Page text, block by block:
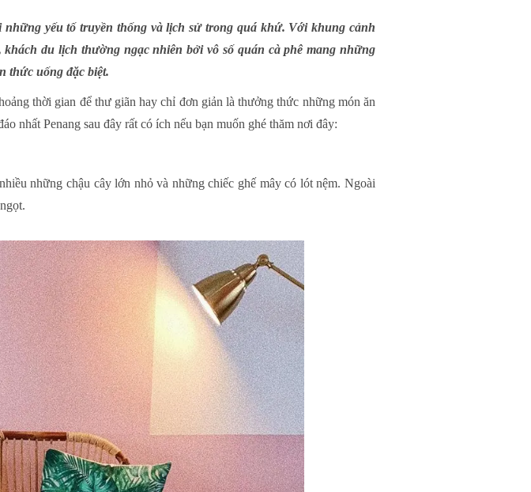
yếu tố truyền thống và lịch sử trong quá khứ. Với khung cảnh
du lịch thường ngạc nhiên bởi vô số quán cà phê mang những
thức uống đặc biệt.
thời gian để thư giãn hay chỉ đơn giản là thưởng thức những món ăn
nhất Penang sau đây rất có ích nếu bạn muốn ghé thăm nơi đây:
những chậu cây lớn nhỏ và những chiếc ghế mây có lót nệm. Ngoài